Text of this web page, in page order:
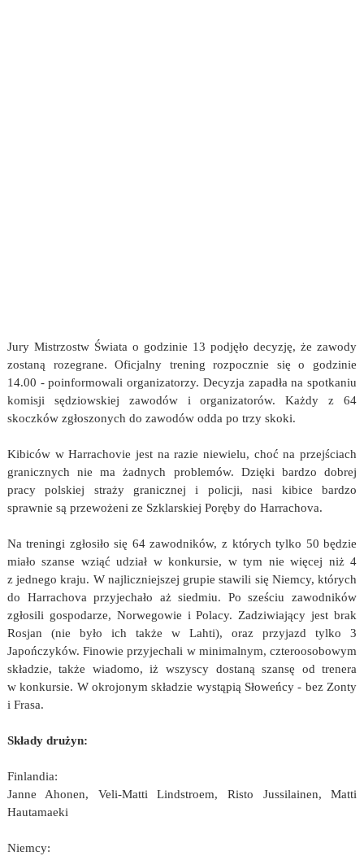
Jury Mistrzostw Świata o godzinie 13 podjęło decyzję, że zawody
zostaną rozegrane. Oficjalny trening rozpocznie się o godzinie
14.00 - poinformowali organizatorzy. Decyzja zapadła na spotkaniu
komisji sędziowskiej zawodów i organizatorów. Każdy z 64
skoczków zgłoszonych do zawodów odda po trzy skoki.
Kibiców w Harrachovie jest na razie niewielu, choć na przejściach
granicznych nie ma żadnych problemów. Dzięki bardzo dobrej
pracy polskiej straży granicznej i policji, nasi kibice bardzo
sprawnie są przewożeni ze Szklarskiej Poręby do Harrachova.
Na treningi zgłosiło się 64 zawodników, z których tylko 50 będzie
miało szanse wziąć udział w konkursie, w tym nie więcej niż 4
z jednego kraju. W najliczniejszej grupie stawili się Niemcy, których
do Harrachova przyjechało aż siedmiu. Po sześciu zawodników
zgłosili gospodarze, Norwegowie i Polacy. Zadziwiający jest brak
Rosjan (nie było ich także w Lahti), oraz przyjazd tylko 3
Japończyków. Finowie przyjechali w minimalnym, czteroosobowym
składzie, także wiadomo, iż wszyscy dostaną szansę od trenera
w konkursie. W okrojonym składzie wystąpią Słoweńcy - bez Zonty
i Frasa.
Składy drużyn:
Finlandia:
Janne Ahonen, Veli-Matti Lindstroem, Risto Jussilainen, Matti
Hautamaeki
Niemcy: